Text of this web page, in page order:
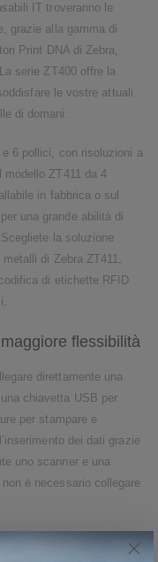
IT troveranno le
grazie alla gamma di
Print DNA di Zebra,
serie ZT400 offre la
le vostre attuali
di domani.
6 pollici, con risoluzioni a
modello ZT411 da 4
in fabbrica o sul
una grande abilità di
la soluzione
di Zebra ZT411,
di etichette RFID
flessibilità
direttamente una
chiavetta USB per
per stampare e
dei dati grazie
uno scanner e una
è necessario collegare
esigenze